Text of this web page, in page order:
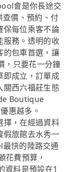
會是你長途交
查價、預約、付
保每位乘客不論
服務。透明的收
的包車首選，讓
，只要花一分鐘
即成立，訂單成
關西六福莊生態
Boutique
惠越多。
擇，在經過資料
假旅館去水秀一
快的陸路交通
費預算，
資料是預設在1